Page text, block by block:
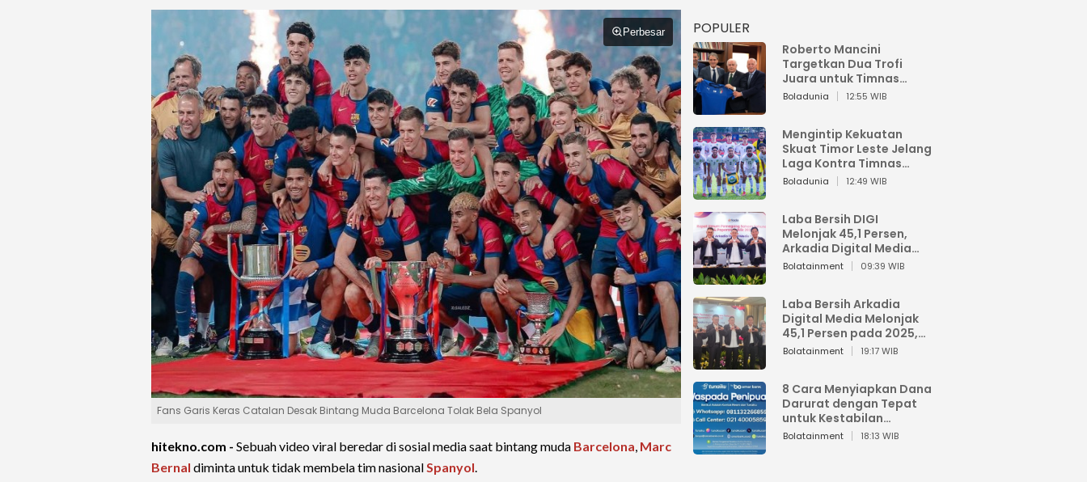
Perbesar
Fans Garis Keras Catalan Desak Bintang Muda Barcelona Tolak Bela Spanyol
hitekno.com - Sebuah video viral beredar di sosial media saat bintang muda Barcelona, Marc
Bernal diminta untuk tidak membela tim nasionalSpanyol.
POPULER
Roberto Mancini
Targetkan Dua Trofi
Juara untuk Timnas
Italia
Boladunia 12:55 WIB
Mengintip Kekuatan
Skuat Timor Leste Jelang
Laga Kontra Timnas
Indonesia di Piala AFF
Boladunia 12:49 WIB
Laba Bersih DIGI
Melonjak 45,1 Persen,
Arkadia Digital Media
Perkuat Bisnis AI dan
Bolatainment 09:39 WIB
Laba Bersih Arkadia
Digital Media Melonjak
45,1 Persen pada 2025,
Sentuh Rp1,76 Miliar
Bolatainment 19:17 WIB
8 Cara Menyiapkan Dana
Darurat dengan Tepat
untuk Kestabilan
Keuangan
Bolatainment 18:13 WIB